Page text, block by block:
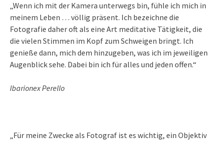
„Wenn ich mit der Kamera unterwegs bin, fühle ich mich in
meinem Leben … völlig präsent. Ich bezeichne die
Fotografie daher oft als eine Art meditative Tätigkeit, die
die vielen Stimmen im Kopf zum Schweigen bringt. Ich
genieße dann, mich dem hinzugeben, was ich im jeweiligen
Augenblick sehe. Dabei bin ich für alles und jeden offen.“
Ibarionex Perello
„Für meine Zwecke als Fotograf ist es wichtig, ein Objektiv